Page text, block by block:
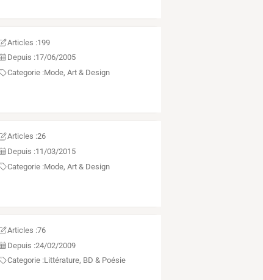
Articles :199
Depuis :17/06/2005
Categorie :Mode, Art & Design
Articles :26
Depuis :11/03/2015
Categorie :Mode, Art & Design
Articles :76
Depuis :24/02/2009
Categorie :Littérature, BD & Poésie